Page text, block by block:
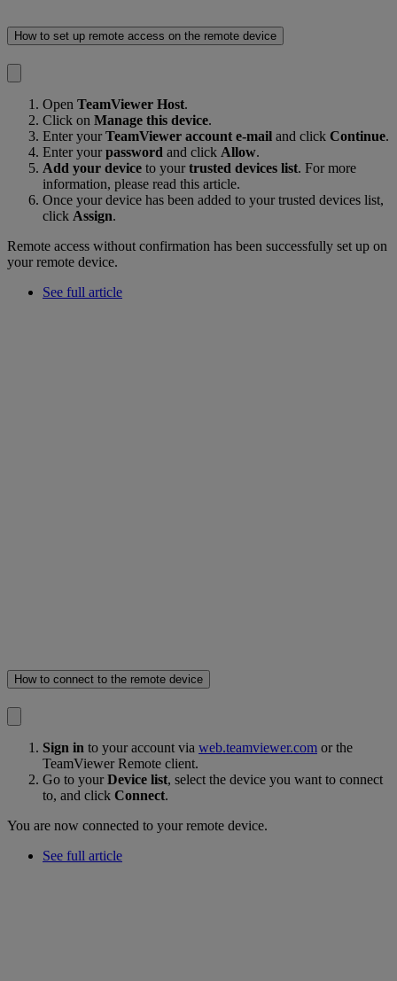
How to set up remote access on the remote device
Open TeamViewer Host.
Click on Manage this device.
Enter yourTeamViewer account e-mail and click Continue.
Enter yourpassword and click Allow.
Add your device to yourtrusted devices list. For more
information, please read this article.
Once your device has been added to your trusted devices list,
click Assign.
Remote access without confirmation has been successfully set up on
your remote device.
See full article
How to connect to the remote device
Sign in to your account via web.teamviewer.com or the
TeamViewer Remote client.
Go to yourDevice list, select the device you want to connect
to, and click Connect.
You are now connected to your remote device.
See full article